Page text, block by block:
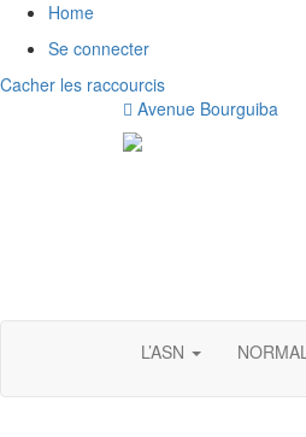
Home
Se connecter
Cacher les raccourcis
Avenue
L’ASN